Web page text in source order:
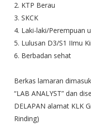
2. KTP Berau
3. SKCK
4. Laki-laki/Perempuan
5. Lulusan D3/S1 IImu
6. Berbadan sehat
Berkas lamaran
“LAB ANALYST” dan
DELAPAN alamat KLK
Rinding)